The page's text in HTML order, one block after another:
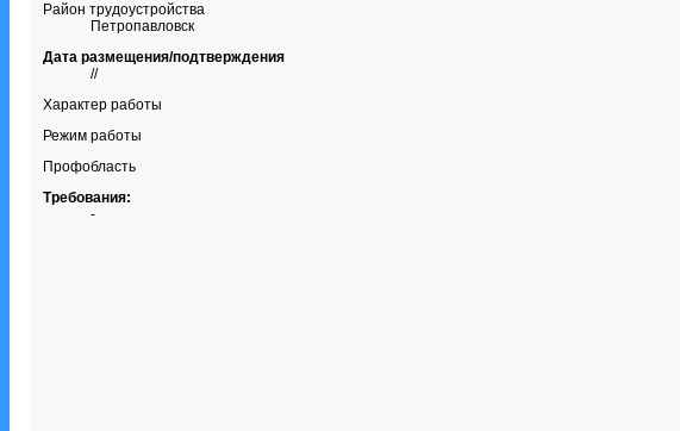
Район трудоустройства
Петропавловск
Дата размещения/подтверждения
//
Характер работы
Режим работы
Профобласть
Требования:
-